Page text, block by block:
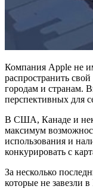
Компания Apple не
распространить
городам и странам.
перспективных для
В США, Канаде и
максимум
использования и
конкурировать с
За несколько
которые не завезли